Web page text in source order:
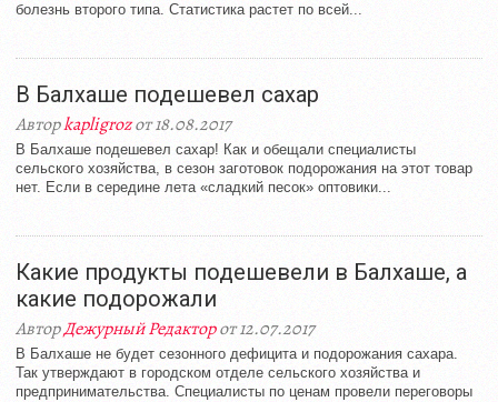
болезнь второго типа. Статистика растет по всей...
В Балхаше подешевел сахар
Авторkapligrozот 18.08.2017
В Балхаше подешевел сахар! Как и обещали специалисты
сельского хозяйства, в сезон заготовок подорожания на этот товар
нет. Если в середине лета «сладкий песок» оптовики...
Какие продукты подешевели в Балхаше, а
какие подорожали
АвторДежурный Редакторот 12.07.2017
В Балхаше не будет сезонного дефицита и подорожания сахара.
Так утверждают в городском отделе сельского хозяйства и
предпринимательства. Специалисты по ценам провели переговоры